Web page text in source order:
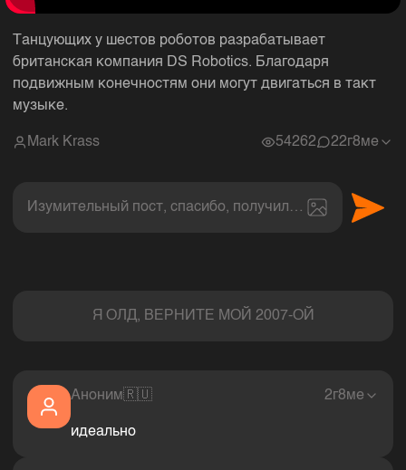
Танцующих у шестов роботов разрабатывает
британская компания DS Robotics. Благодаря
подвижным конечностям они могут двигаться в такт
музыке.
Mark Krass 54262 22г8ме
Изумительный пост, спасибо, получил величайшее
Я ОЛД, ВЕРНИТЕ МОЙ 2007-ОЙ
Аноним🇷🇺 2г8ме
идеально